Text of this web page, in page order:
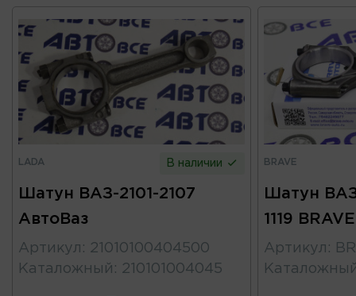
LADA В наличии
Шатун ВАЗ-2101-2107
АвтоВаз
Артикул : 21010100404500
Каталожный : 210101004045
BRAVE
Шатун ВАЗ-
1119 BRAVE
Артикул :